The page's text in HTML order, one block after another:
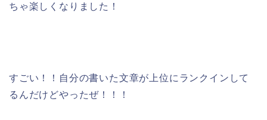
ちゃ楽しくなりました！
すごい！！自分の書いた文章が上位にランクインして
るんだけどやったぜ！！！